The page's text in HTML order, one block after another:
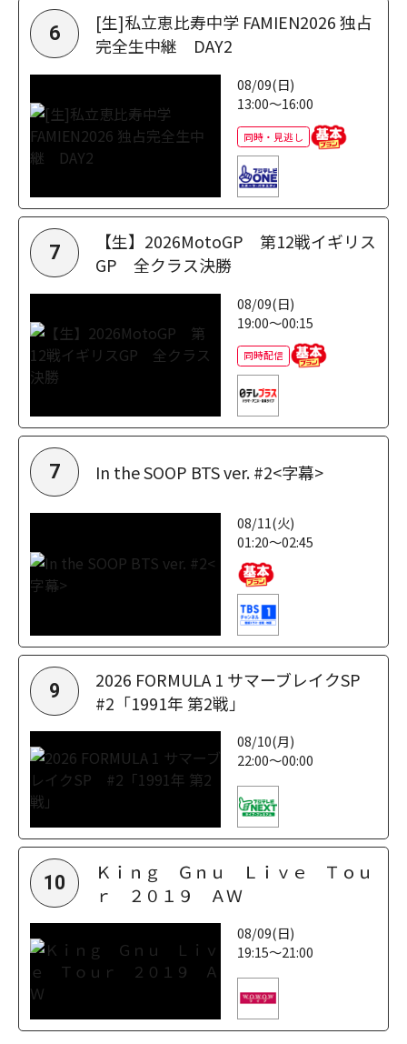
6
[生]私立恵比寿中学 FAMIEN2026 独占
完全生中継 DAY2
08/09(日)
13:00～16:00
同時・見逃し
7
【生】2026MotoGP 第12戦イギリス
GP 全クラス決勝
08/09(日)
19:00～00:15
同時配信
7 In the SOOP BTS ver. #2<字幕>
08/11(火)
01:20～02:45
9
2026 FORMULA 1 サマーブレイクSP
#2「1991年 第2戦」
08/10(月)
22:00～00:00
10
Ｋｉｎｇ Ｇｎｕ Ｌｉｖｅ Ｔｏｕ
ｒ ２０１９ ＡＷ
08/09(日)
19:15～21:00